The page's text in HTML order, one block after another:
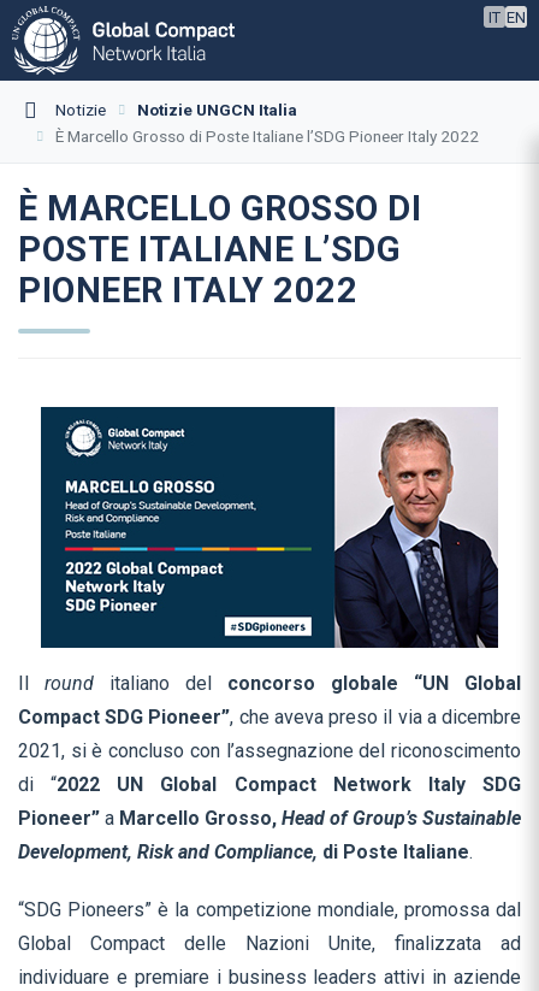
IT EN
Notizie
Notizie UNGCN Italia
È Marcello Grosso di Poste Italiane l’SDG Pioneer Italy 2022
È MARCELLO GROSSO DI
POSTE ITALIANE L’SDG
PIONEER ITALY 2022
Il round italiano del concorso globale “UN Global
Compact SDG Pioneer”, che aveva preso il via a dicembre
2021, si è concluso con l’assegnazione del riconoscimento
di “2022 UN Global Compact Network Italy SDG
Pioneer” a Marcello Grosso, Head of Group’s Sustainable
Development, Risk and Compliance, di Poste Italiane.
“SDG Pioneers” è la competizione mondiale, promossa dal
Global Compact delle Nazioni Unite, finalizzata ad
individuare e premiare i business leaders attivi in aziende